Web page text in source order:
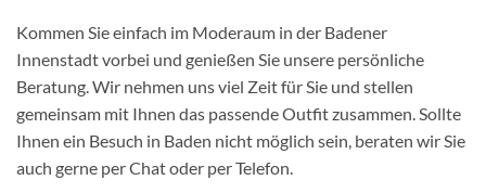
Kommen Sie einfach im Moderaum in der Badener
Innenstadt vorbei und genießen Sie unsere persönliche
Beratung. Wir nehmen uns viel Zeit für Sie und stellen
gemeinsam mit Ihnen das passende Outfit zusammen. Sollte
Ihnen ein Besuch in Baden nicht möglich sein, beraten wir Sie
auch gerne per Chat oder per Telefon.